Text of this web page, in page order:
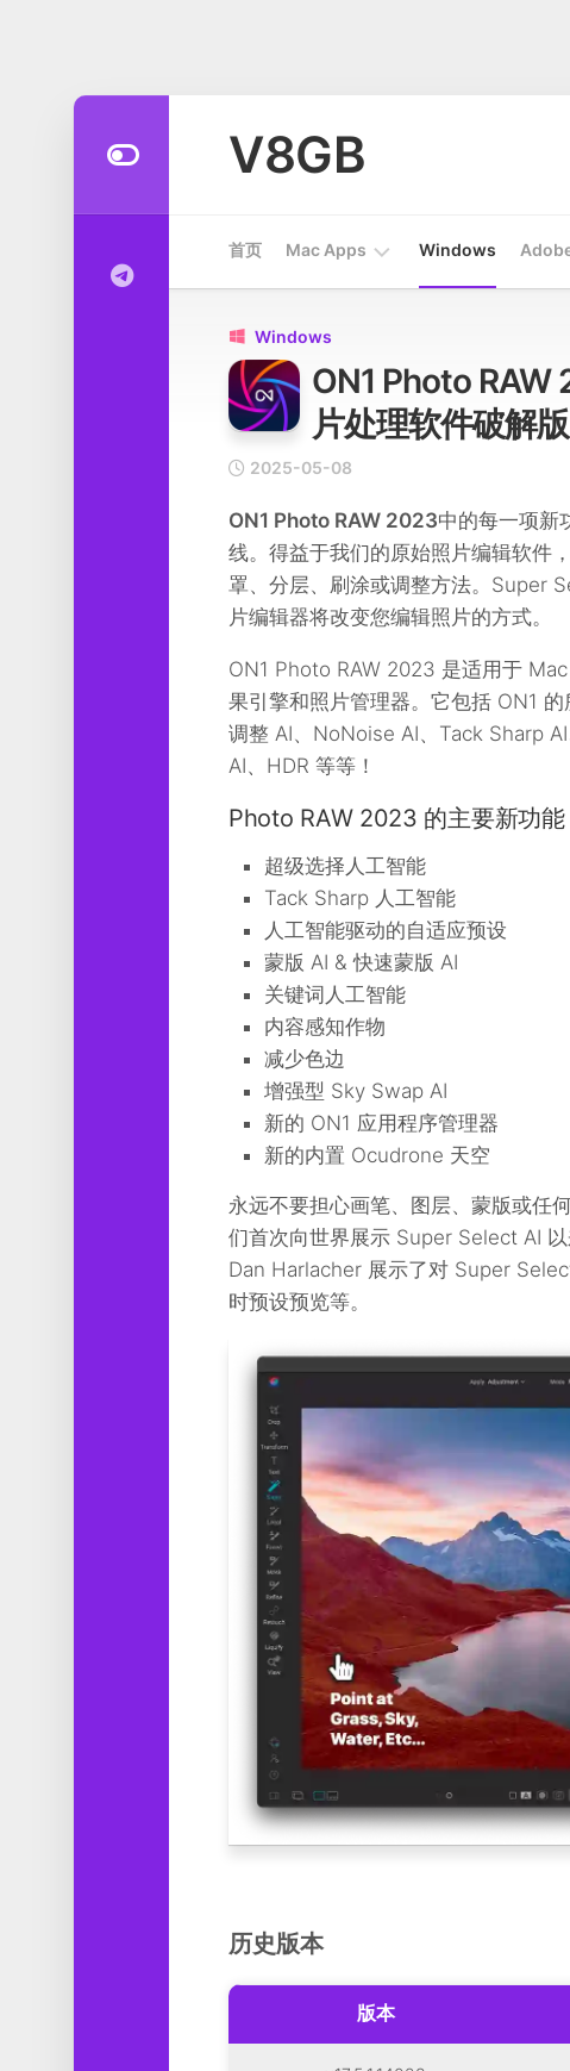
V8GB
首页 Mac Apps
开
工
统
工
具
图
设
计
媒
体
件
娱
Windows
 Windows
ON1 Photo RAW
片处理软件破解版
2025-05-08
ON1 Photo RAW 2023中的每一项新
线。得益于我们的原始照片编辑软件
罩、分层、刷涂或调整方法。Super
片编辑器将改变您编辑照片的方式。
ON1 Photo RAW 2023 是适用于
果引擎和照片管理器。它包括 ON1
调整 AI、NoNoise AI、Tack Sharp
AI、HDR 等等！
Photo RAW 2023 的主要新功能
超级选择人工智能
Tack Sharp 人工智能
人工智能驱动的自适应预设
蒙版 AI & 快速蒙版 AI
关键词人工智能
内容感知作物
减少色边
增强型 Sky Swap AI
新的 ON1 应用程序管理器
新的内置 Ocudrone 天空
永远不要担心画笔、图层、蒙版或任
们首次向世界展示 Super Select AI
Dan Harlacher 展示了对 Super
时预设预览等。
历史版本
版本